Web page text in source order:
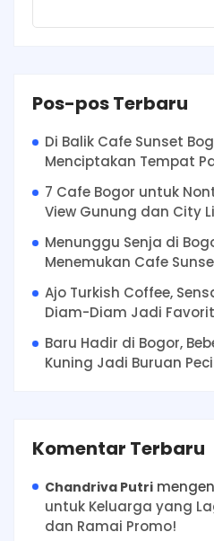
Pos-pos Terbaru
Di Balik Cafe Sunset
Menciptakan Tempat
7 Cafe Bogor untuk
View Gunung dan City
Menunggu Senja di
Menemukan Cafe
Ajo Turkish Coffee,
Diam-Diam Jadi
Baru Hadir di Bogor,
Kuning Jadi Buruan
Komentar Terbaru
Chandriva Putri
untuk Keluarga yang
dan Ramai Promo!